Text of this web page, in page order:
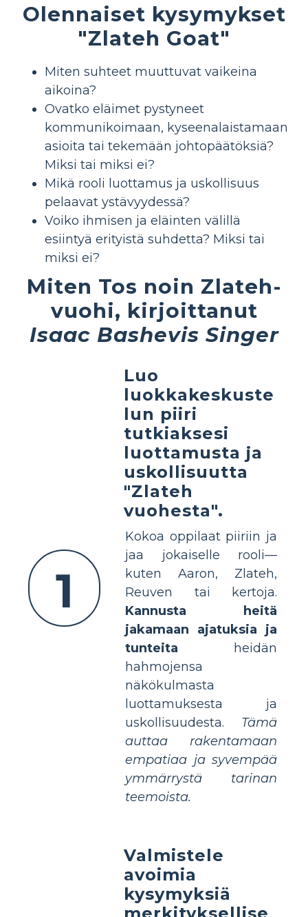
Olennaiset kysymykset
"Zlateh Goat"
Miten suhteet muuttuvat vaikeina
aikoina?
Ovatko eläimet pystyneet
kommunikoimaan, kyseenalaistamaan
asioita tai tekemään johtopäätöksiä?
Miksi tai miksi ei?
Mikä rooli luottamus ja uskollisuus
pelaavat ystävyydessä?
Voiko ihmisen ja eläinten välillä
esiintyä erityistä suhdetta? Miksi tai
miksi ei?
Miten Tos noin Zlateh-
vuohi, kirjoittanut
Isaac Bashevis Singer
1
Luo
luokkakeskuste
lun piiri
tutkiaksesi
luottamusta ja
uskollisuutta
"Zlateh
vuohesta".
Kokoa oppilaat piiriin ja
jaa jokaiselle rooli—
kuten Aaron, Zlateh,
Reuven tai kertoja.
Kannusta heitä
jakamaan ajatuksia ja
tunteita heidän
hahmojensa
näkökulmasta
luottamuksesta ja
uskollisuudesta. Tämä
auttaa rakentamaan
empatiaa ja syvempää
ymmärrystä tarinan
teemoista.
Valmistele
avoimia
kysymyksiä